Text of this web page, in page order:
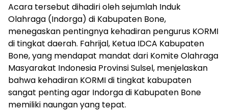
Acara tersebut dihadiri oleh sejumlah Induk
Olahraga (Indorga) di Kabupaten Bone,
menegaskan pentingnya kehadiran pengurus KORMI
di tingkat daerah. Fahrijal, Ketua IDCA Kabupaten
Bone, yang mendapat mandat dari Komite Olahraga
Masyarakat Indonesia Provinsi Sulsel, menjelaskan
bahwa kehadiran KORMI di tingkat kabupaten
sangat penting agar Indorga di Kabupaten Bone
memiliki naungan yang tepat.